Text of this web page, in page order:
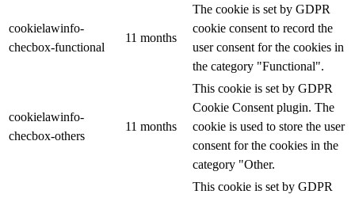
cookielawinfo-
checbox-functional
11 months
The cookie is set by GDPR
cookie consent to record the
user consent for the cookies in
the category "Functional".
cookielawinfo-
checbox-others
11 months
This cookie is set by GDPR
Cookie Consent plugin. The
cookie is used to store the user
consent for the cookies in the
category "Other.
This cookie is set by GDPR